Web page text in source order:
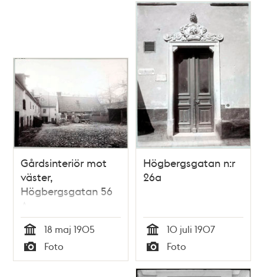
Gårdsinteriör mot
väster,
Högbergsgatan 56
A
Tid
18 maj 1905
Typ
Foto
Högbergsgatan n:r
26a
Tid
10 juli 1907
Typ
Foto